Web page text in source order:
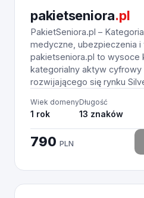
pakietseniora.pl
PakietSeniora.pl –
medyczne, ubezpieczenia i
pakietseniora.pl to wysoce
kategorialny aktyw
rozwijającego się rynku
Wiek domeny
1 rok
Długość
13 znaków
790 PLN